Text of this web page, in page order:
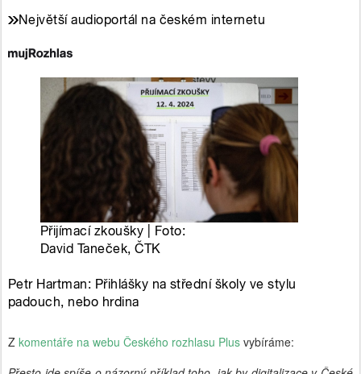
Z komentáře na webu Českého rozhlasu Plus vybíráme: